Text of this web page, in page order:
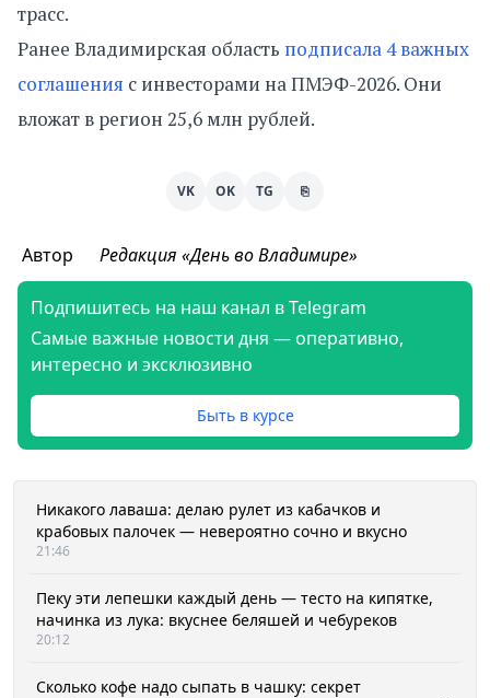
трасс.
Ранее Владимирская область подписала 4 важных
соглашения с инвесторами на ПМЭФ-2026. Они
вложат в регион 25,6 млн рублей.
VK OK TG ⎘
Автор Редакция «День во Владимире»
Подпишитесь на наш канал в Telegram
Самые важные новости дня — оперативно,
интересно и эксклюзивно
Быть в курсе
Никакого лаваша: делаю рулет из кабачков и
крабовых палочек — невероятно сочно и вкусно
21:46
Пеку эти лепешки каждый день — тесто на кипятке,
начинка из лука: вкуснее беляшей и чебуреков
20:12
Сколько кофе надо сыпать в чашку: секрет